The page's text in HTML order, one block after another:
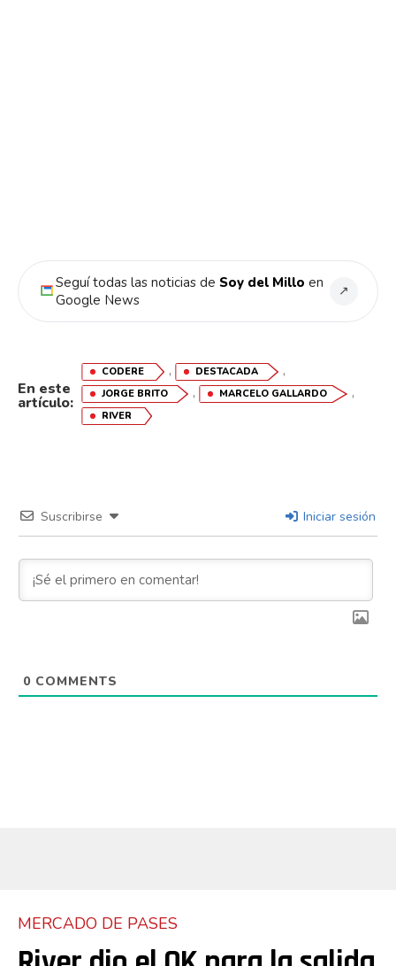
Seguí todas las noticias de Soy del Millo en
Google News
↗
En este
artículo:
CODERE , DESTACADA ,
JORGE BRITO , MARCELO GALLARDO ,
RIVER
Suscribirse Iniciar sesión
0 COMMENTS
MERCADO DE PASES
Flipboard
Whatsapp
Email